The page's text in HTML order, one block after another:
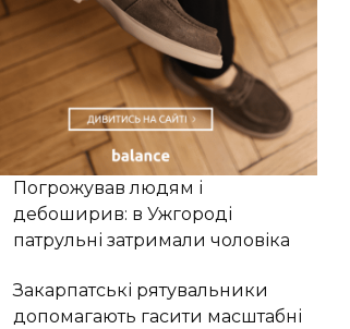
Погрожував людям і
дебоширив: в Ужгороді
патрульні затримали чоловіка
Закарпатські рятувальники
допомагають гасити масштабні